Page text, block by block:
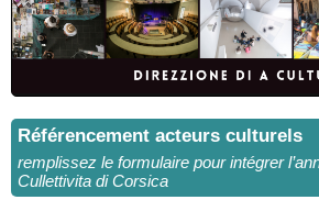
Référencement acteurs culturels
remplissez le formulaire pour intégrer
Cullettivita di Corsica